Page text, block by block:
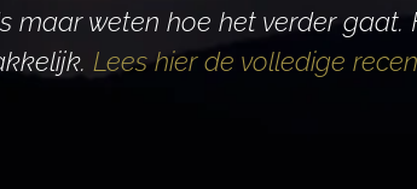
maar weten hoe het verder
Lees hier de volledige